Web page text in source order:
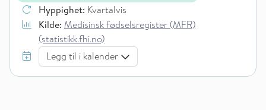
Hyppighet: Kvartalvis
Kilde: Medisinsk fødselsregister (MFR)
(statistikk.fhi.no)
Legg til i kalender